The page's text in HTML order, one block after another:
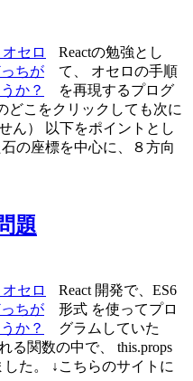
Reactの勉強とし
て、 オセロの手順
を再現するプログ
どこをクリックしても次に
ん） 以下をポイントとし
の座標を中心に、８方向
題
React 開発で、ES6
形式 を使ってプロ
グラムしていた
る関数の中で、 this.props
した。 ↓こちらのサイトに